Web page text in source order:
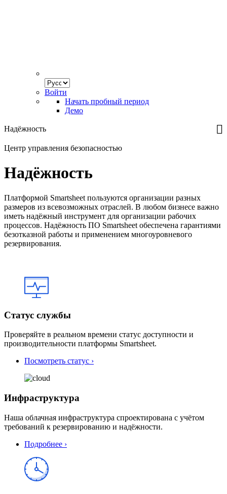
Select
your
language
Войти
Начать пробный период
Демо
Надёжность
Центр управления безопасностью
Надёжность
Платформой Smartsheet пользуются организации разных
размеров из всевозможных отраслей. В любом бизнесе важно
иметь надёжный инструмент для организации рабочих
процессов. Надёжность ПО Smartsheet обеспечена гарантиями
безотказной работы и применением многоуровневого
резервирования.
Статус службы
Проверяйте в реальном времени статус доступности и
производительности платформы Smartsheet.
Посмотреть статус ›
Инфраструктура
Наша облачная инфраструктура спроектирована с учётом
требований к резервированию и надёжности.
Подробнее ›